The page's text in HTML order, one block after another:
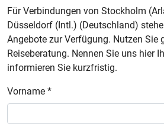
Für Verbindungen von Stockholm
Düsseldorf (Intl.) (Deutschland)
Angebote zur Verfügung. Nutzen Sie
Reiseberatung. Nennen Sie uns hier
informieren Sie kurzfristig.
Vorname *